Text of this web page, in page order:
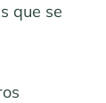
que se